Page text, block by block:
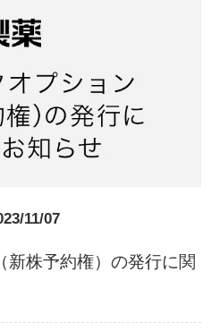
11/07
新株予約権）の発行に関